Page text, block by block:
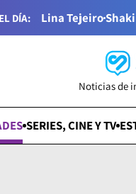
DÍA: Lina Tejeiro
Noticias de
SERIES, CINE Y TV